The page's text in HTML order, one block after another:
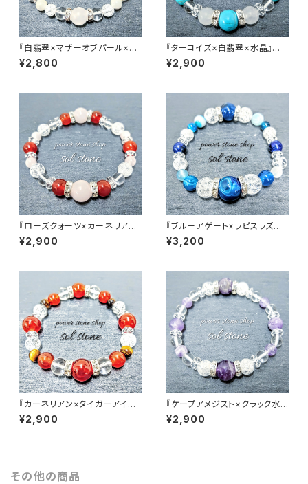
『白翡翠×マザーオブパール×水
晶』天然石パワーストーンブレス
レット
¥2,800
『ターコイズ×白翡翠×水晶』天
然石パワーストーンブレスレット
¥2,900
『ローズクォーツ×カーネリアン
×クラック水晶×水晶』 天然石パ
ワーストーンブレスレット
¥2,900
『ブルーアゲート×ラピスラズリ×
クラック水晶』天然石パワースト
ーンブレスレット
¥3,200
『カーネリアン×タイガーアイ×
水晶』天然石パワーストーンブレ
スレット
¥2,900
『ケープアメジスト×クラック水
晶×水晶』天然石パワーストーン
ブレスレット
¥2,900
その他の商品